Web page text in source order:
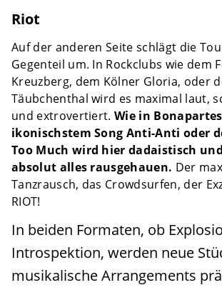
Riot
Auf der anderen Seite schlägt die
Gegenteil um. In Rockclubs wie dem
Kreuzberg, dem Kölner Gloria, oder
Täubchenthal wird es maximal laut,
und extrovertiert.Wie in
ikonischstem Song Anti-Anti oder
Too Much wird hier dadaistisch
absolut alles rausgehauen. Der
Tanzrausch, das Crowdsurfen, der
RIOT!
In beiden Formaten, ob
Introspektion, werden neue
musikalische Arrangements